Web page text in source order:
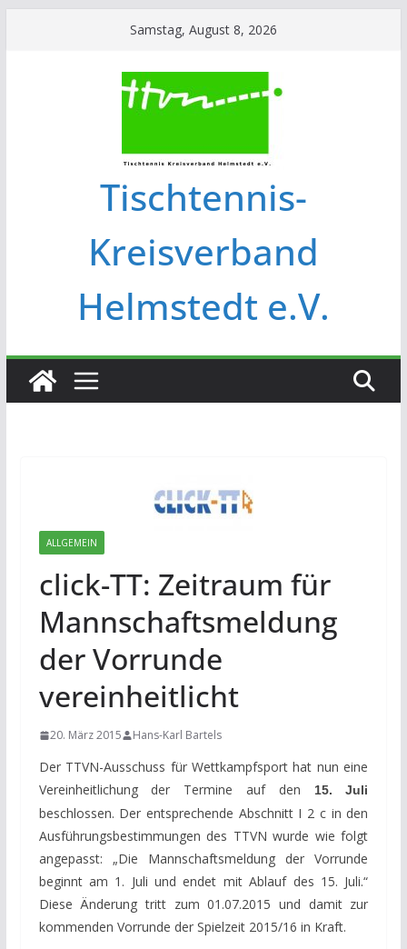
Samstag, August 8, 2026
Tischtennis-
Kreisverband
Helmstedt e.V.
ALLGEMEIN
click-TT: Zeitraum für
Mannschaftsmeldung
der Vorrunde
vereinheitlicht
20. März 2015 Hans-Karl Bartels
Der TTVN-Ausschuss für Wettkampfsport hat nun eine
Vereinheitlichung der Termine auf den
15. Juli
beschlossen. Der entsprechende Abschnitt I 2 c in den
Ausführungsbestimmungen des TTVN wurde wie folgt
angepasst: „Die Mannschaftsmeldung der Vorrunde
beginnt am 1. Juli und endet mit Ablauf des 15. Juli.“
Diese Änderung tritt zum 01.07.2015 und damit zur
kommenden Vorrunde der Spielzeit 2015/16 in Kraft.